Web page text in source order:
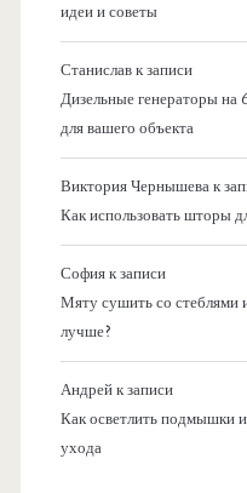
идеи и советы
Станиславк записи
Дизельные генераторы
для вашего объекта
Виктория Чернышевак
Как использовать шторы
Софияк записи
Мяту сушить со стеблями
лучше?
Андрейк записи
Как осветлить подмышки
ухода